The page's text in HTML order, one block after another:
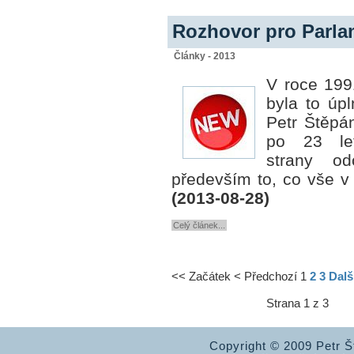
Rozhovor pro
Články - 2013
V roce
byla to
Petr
po 23
strany
především to, co vše
(2013-08-28)
Celý článek...
<< Začátek < Předchozí 1 2 3
Strana 1 z 3
Copyright © 2009 Petr